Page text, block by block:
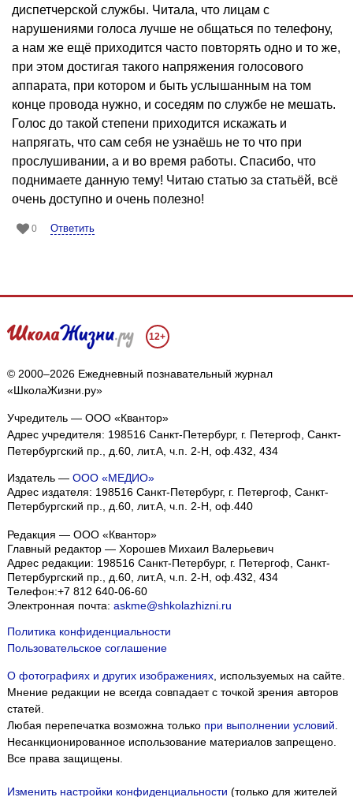
диспетчерской службы. Читала, что лицам с
нарушениями голоса лучше не общаться по телефону,
а нам же ещё приходится часто повторять одно и то же,
при этом достигая такого напряжения голосового
аппарата, при котором и быть услышанным на том
конце провода нужно, и соседям по службе не мешать.
Голос до такой степени приходится искажать и
напрягать, что сам себя не узнаёшь не то что при
прослушивании, а и во время работы. Спасибо, что
поднимаете данную тему! Читаю статью за статьёй, всё
очень доступно и очень полезно!
0 Ответить
12+
© 2000–2026 Ежедневный познавательный журнал
«ШколаЖизни.ру»
Учредитель — ООО «Квантор»
Адрес учредителя: 198516 Санкт-Петербург, г. Петергоф, Санкт-
Петербургский пр., д.60, лит.А, ч.п. 2-Н, оф.432, 434
Издатель — ООО «МЕДИО»
Адрес издателя: 198516 Санкт-Петербург, г. Петергоф, Санкт-
Петербургский пр., д.60, лит.А, ч.п. 2-Н, оф.440
Редакция — ООО «Квантор»
Главный редактор — Хорошев Михаил Валерьевич
Адрес редакции: 198516 Санкт-Петербург, г. Петергоф Санкт-
Петербургский пр., д.60, лит.А, ч.п. 2-Н, оф.432, 434
Телефон:+7 812 640-06-60
Электронная почта: askme@shkolazhizni.ru
Политика конфиденциальности
Пользовательское соглашение
О фотографиях и других изображениях, используемых на сайте.
Мнение редакции не всегда совпадает с точкой зрения авторов
статей.
Любая перепечатка возможна только при выполнении условий
Несанкционированное использование материалов запрещено.
Все права защищены.
Изменить настройки конфиденциальности (только для жителей